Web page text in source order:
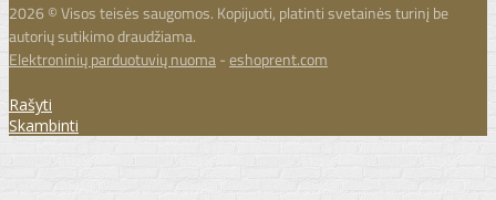
2026 © Visos teisės saugomos. Kopijuoti, platinti svetainės turinį be
autorių sutikimo draudžiama.
Elektroninių parduotuvių nuoma-eshoprent.com
Rašyti
Skambinti